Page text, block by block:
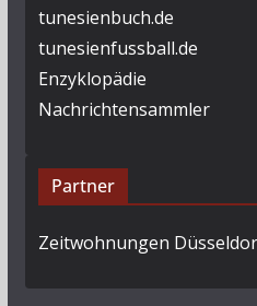
tunesienbuch.de
tunesienfussball.de
Enzyklopädie
Nachrichtensammler
Partner
Zeitwohnungen